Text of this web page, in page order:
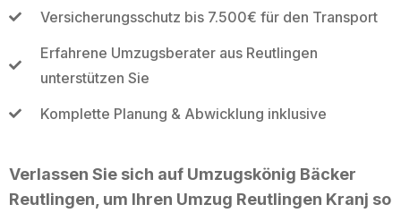
Versicherungsschutz bis 7.500€ für den Transport
Erfahrene Umzugsberater aus Reutlingen
unterstützen Sie
Komplette Planung & Abwicklung inklusive
Verlassen Sie sich auf Umzugskönig Bäcker
Reutlingen, um Ihren Umzug Reutlingen Kranj so